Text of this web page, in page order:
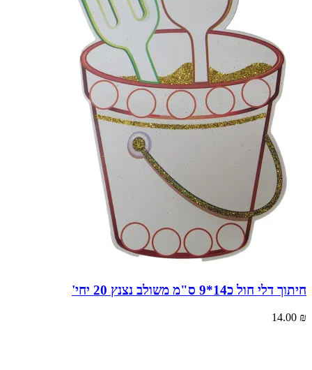
חיתוך דלי חול כ14*9 ס"מ משולב נצנץ 20 יחי'
14.00 ₪